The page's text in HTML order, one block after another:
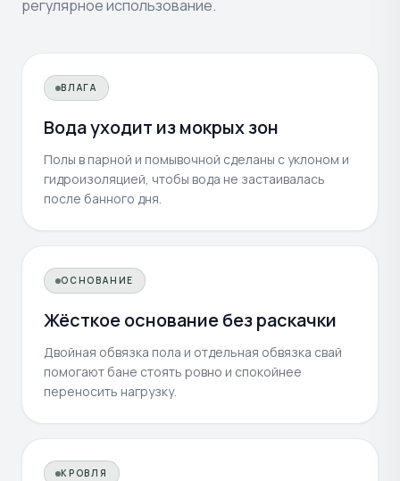
регулярное использование.
ВЛАГА
Вода уходит из мокрых зон
Полы в парной и помывочной сделаны с уклоном и
гидроизоляцией, чтобы вода не застаивалась
после банного дня.
ОСНОВАНИЕ
Жёсткое основание без раскачки
Двойная обвязка пола и отдельная обвязка свай
помогают бане стоять ровно и спокойнее
переносить нагрузку.
КРОВЛЯ